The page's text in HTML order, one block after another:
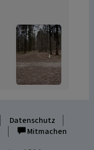
Datenschutz
Mitmachen